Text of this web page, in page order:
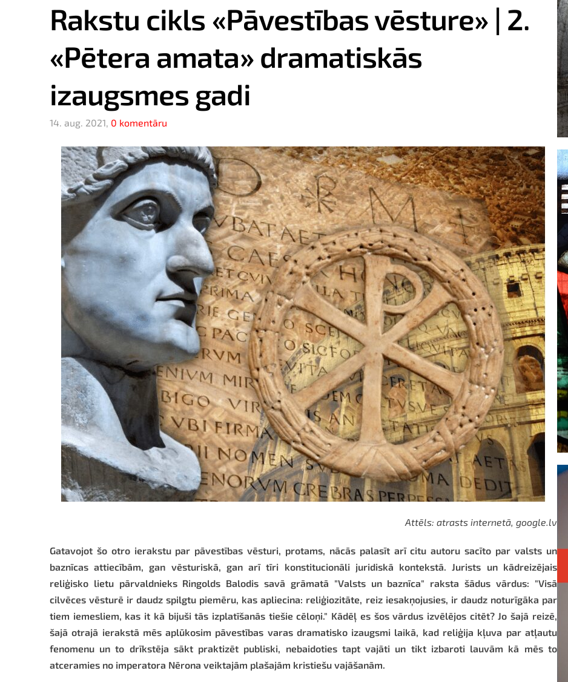
Rakstu cikls «Pāvestības vēsture» | 2.
«Pētera amata» dramatiskās
izaugsmes gadi
14. aug. 2021, 0 komentāru
Attēls: atrasts internetā, google.lv
Gatavojot šo otro ierakstu par pāvestības vēsturi, protams, nācās palasīt arī citu autoru sacīto par valsts un
baznīcas attiecībām, gan vēsturiskā, gan arī tīri konstitucionāli juridiskā kontekstā. Jurists un kādreizējais
reliģisko lietu pārvaldnieks Ringolds Balodis savā grāmatā "Valsts un baznīca" raksta šādus vārdus: "Visā
cilvēces vēsturē ir daudz spilgtu piemēru, kas apliecina: reliģiozitāte, reiz iesakņojusies, ir daudz noturīgāka par
tiem iemesliem, kas it kā bijuši tās izplatīšanās tiešie cēloņi." Kādēļ es šos vārdus izvēlējos citēt? Jo šajā reizē,
šajā otrajā ierakstā mēs aplūkosim pāvestības varas dramatisko izaugsmi laikā, kad reliģija kļuva par atļautu
fenomenu un to drīkstēja sākt praktizēt publiski, nebaidoties tapt vajāti un tikt izbaroti lauvām kā mēs to
atceramies no imperatora Nērona veiktajām plašajām kristiešu vajāšanām.